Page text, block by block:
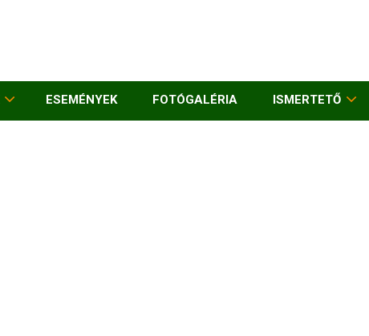
ESEMÉNYEK FOTÓGALÉRIA ISMERTETŐ